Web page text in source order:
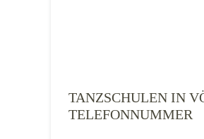
Mit Absenden
TANZSCHULEN IN
TELEFONNUMMER